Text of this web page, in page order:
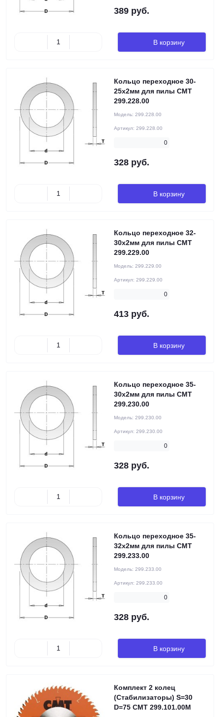
389 руб.
В корзину
Кольцо переходное 30-
25x2мм для пилы CMT
299.228.00
Модель: 299.228.00
Артикул: 299.228.00
0
328 руб.
В корзину
Кольцо переходное 32-
30x2мм для пилы CMT
299.229.00
Модель: 299.229.00
Артикул: 299.229.00
0
413 руб.
В корзину
Кольцо переходное 35-
30x2мм для пилы CMT
299.230.00
Модель: 299.230.00
Артикул: 299.230.00
0
328 руб.
В корзину
Кольцо переходное 35-
32x2мм для пилы CMT
299.233.00
Модель: 299.233.00
Артикул: 299.233.00
0
328 руб.
В корзину
Комплект 2 колец
(Стабилизаторы) S=30
D=75 CMT 299.101.00M